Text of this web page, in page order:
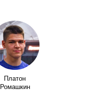
Платон
Ромашкин